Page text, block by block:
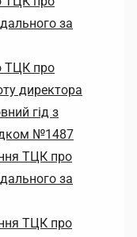
за
ТЦК про
директора
гід з
№1487
ТЦК про
за
ТЦК про